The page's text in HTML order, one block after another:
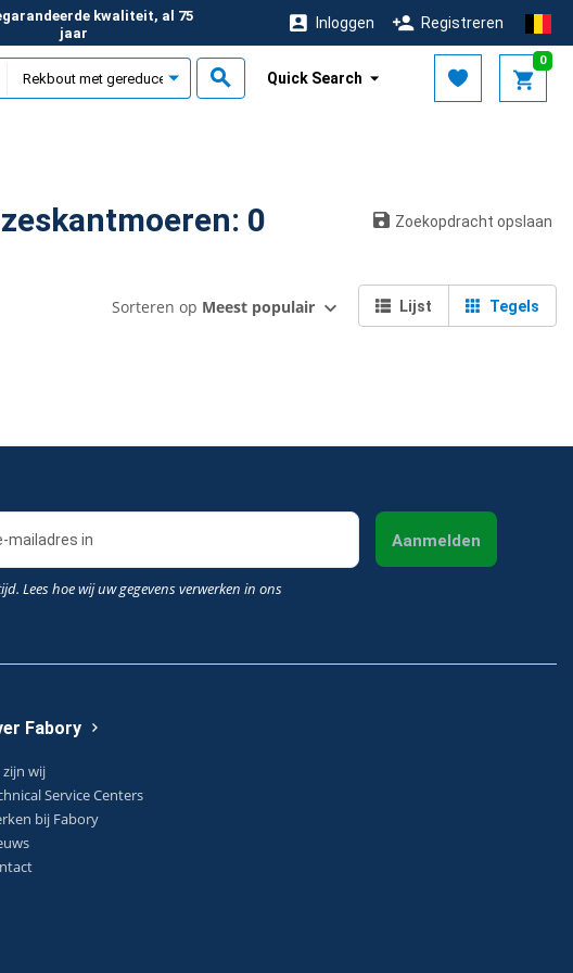
kwaliteit, al 75
jaar
Inloggen Registreren
0
Quick Search
0
Zoekopdracht opslaan
Tegels
Lijst
Sorteren op Meest populair
Lees hoe wij uw gegevens verwerken in ons
Aanmelden
Fabory
zijn wij
Service Centers
bij Fabory